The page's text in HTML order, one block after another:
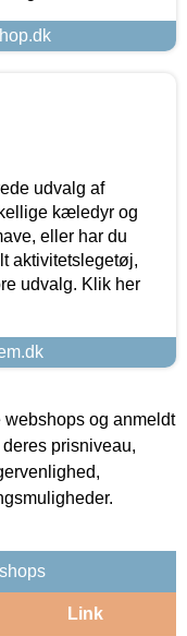
udvalg af
kæledyr og
eller har du
aktivitetslegetøj,
udvalg. Klik her
og anmeldt
prisniveau,
Link